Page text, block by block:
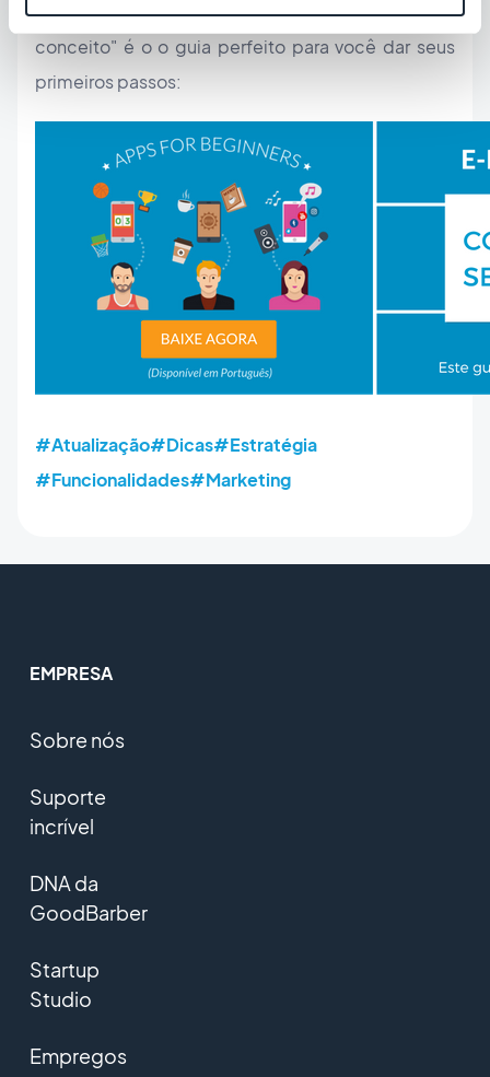
grátis "Apps for Beginners: Como definir o seu
conceito" é o o guia perfeito para você dar seus
primeiros passos:
#Atualização#Dicas#Estratégia
#Funcionalidades#Marketing
EMPRESA
Sobre nós
Suporte
incrível
DNA da
GoodBarber
Startup
Studio
Empregos